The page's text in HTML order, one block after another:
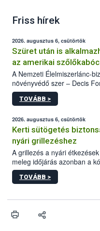
Friss hírek
2026. augusztus 6, csütörtök
Szüret után is
az amerikai
A Nemzeti Élelmiszerlánc-
növényvédő szer – Decis
engedélyokiratát
egészen a vesszőérettség
érésű szőlőkben is legyen
védekezésre. Az Oroganic
felhasználók számára is
engedélyezett.
TOVÁBB >
2026. augusztus 6, csütörtök
Kerti sütögetés
nyári grillezéshez
A grillezés a nyári
meleg időjárás azonban a
gyorsabb szaporodásának
ezért nem csupán a
higiéniai szabályok
biztonsági Hivatal (Nébih)
TOVÁBB >